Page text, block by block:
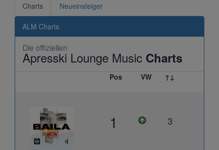
Charts Neueinsteiger
ALM Charts
Die offiziellen
Apresski Lounge Music Charts
Pos VW ↑↓
1 3